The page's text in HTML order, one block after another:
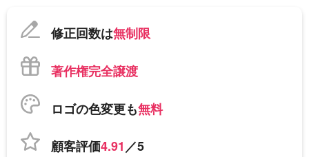
修正回数は無制限
著作権完全譲渡
ロゴの色変更も無料
顧客評価4.91／5